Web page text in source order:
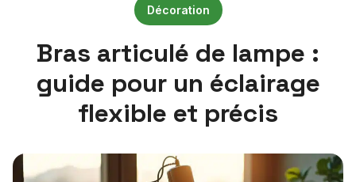
Décoration
Bras articulé de lampe :
guide pour un éclairage
flexible et précis